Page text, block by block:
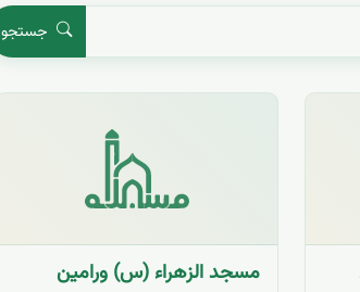
جستجو
مسجد الزهراء (س) ورامین